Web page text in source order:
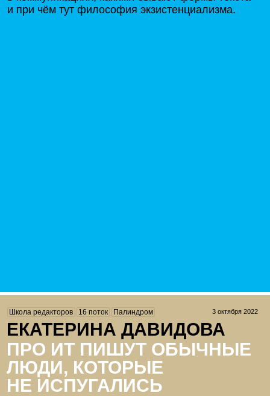
и при чём тут философия экзистенциализма.
Школа редакторов 16 поток Палиндром 3 октября 2022
ЕКАТЕРИНА ДАВИДОВА
ПРО ИТ ПИШУТ ОБЫЧНЫЕ
ЛЮДИ, КОТОРЫЕ
НЕ ИСПУГАЛИСЬ